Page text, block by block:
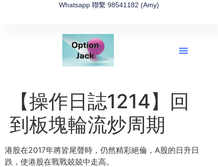
Whatsapp 聯繫 98541182 (Amy)
【操作日誌1214】回
到板塊輪流炒周期
港股在2017年將皆尾聲時，仍然精彩絕倫，A股的日升日
跌，使港股在戰戰兢兢中走高。